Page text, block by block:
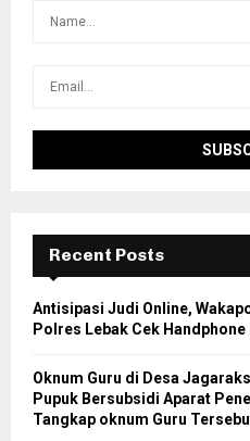
Recent Posts
Antisipasi Judi Online,
Polres Lebak Cek Handphone
Oknum Guru di Desa
Pupuk Bersubsidi Aparat
Tangkap oknum Guru